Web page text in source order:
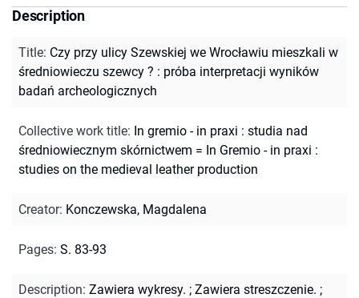
Description
Title: Czy przy ulicy Szewskiej we Wrocławiu mieszkali w
średniowieczu szewcy ? : próba interpretacji wyników
badań archeologicznych
Collective work title: In gremio - in praxi : studia nad
średniowiecznym skórnictwem = In Gremio - in praxi :
studies on the medieval leather production
Creator: Konczewska, Magdalena
Pages: S. 83-93
Description: Zawiera wykresy. ; Zawiera streszczenie. ;